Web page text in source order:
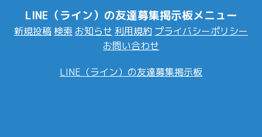
LINE（ライン）の友達募集掲示板メニュー
新規投稿 検索 お知らせ 利用規約 プライバシーポリシー
お問い合わせ
LINE（ライン）の友達募集掲示板